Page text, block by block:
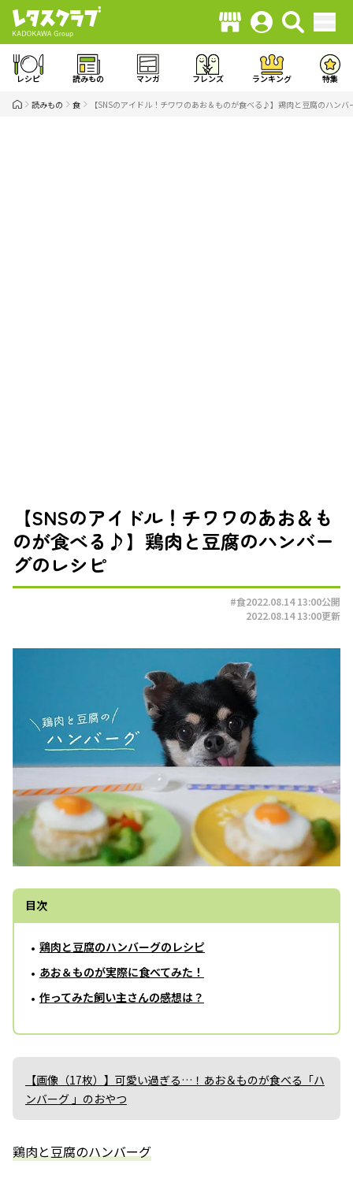
レシピ 読みもの マンガ フレンズ ランキング 特集
読みもの 食 【SNSのアイドル！チワワのあお＆ものが食べる♪】鶏肉と豆腐のハンバ
【SNSのアイドル！チワワのあお＆も
のが食べる♪】鶏肉と豆腐のハンバー
グのレシピ
#食2022.08.14 13:00公開
2022.08.14 13:00更新
目次
鶏肉と豆腐のハンバーグのレシピ
あお＆ものが実際に食べてみた！
作ってみた飼い主さんの感想は？
【画像（17枚）】可愛い過ぎる…！あお＆ものが食べる「ハ
ンバーグ 」のおやつ
鶏肉と豆腐のハンバーグ